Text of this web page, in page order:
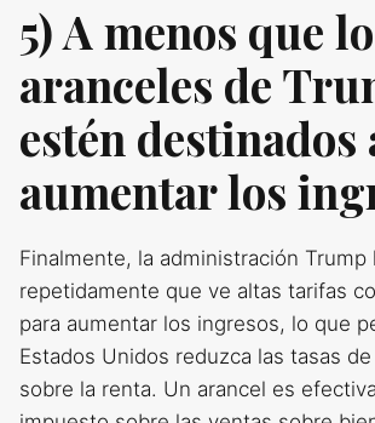
5) A menos que
aranceles de
estén destinados
aumentar los
Finalmente, la administración Trump
repetidamente que ve altas tarifas
para aumentar los ingresos, lo que
Estados Unidos reduzca las tasas
sobre la renta. Un arancel es